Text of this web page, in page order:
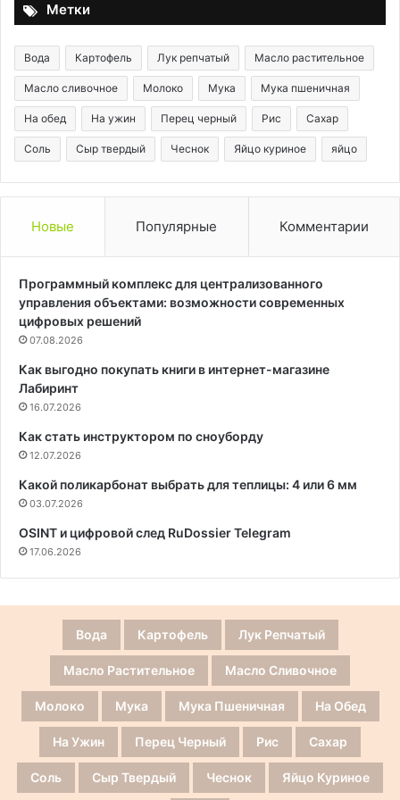
Метки
Вода Картофель Лук репчатый Масло растительное
Масло сливочное Молоко Мука Мука пшеничная
На обед На ужин Перец черный Рис Сахар
Соль Сыр твердый Чеснок Яйцо куриное яйцо
Новые Популярные Комментарии
Программный комплекс для централизованного
управления объектами: возможности современных
цифровых решений
07.08.2026
Как выгодно покупать книги в интернет-магазине
Лабиринт
16.07.2026
Как стать инструктором по сноуборду
12.07.2026
Какой поликарбонат выбрать для теплицы: 4 или 6 мм
03.07.2026
OSINT и цифровой след RuDossier Telegram
17.06.2026
Вода Картофель Лук Репчатый
Масло Растительное Масло Сливочное
Молоко Мука Мука Пшеничная На Обед
На Ужин Перец Черный Рис Сахар
Соль Сыр Твердый Чеснок Яйцо Куриное